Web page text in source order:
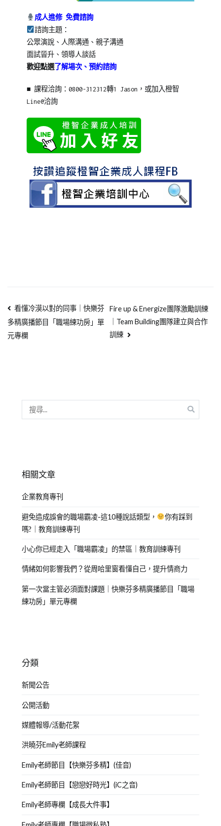
成人進修 免費諮詢
諮詢主題：
公眾演說、人際溝通、親子溝通
面試晉升、領導人談話
歡迎點選了解場次、預約諮詢
■ 課程洽詢：0800-312312轉1 Jason，或加入橙智
Line@洽詢
看懂冷漠以對的同事｜快樂芬
多精廣播節目「職場練功房」單
元專欄
Fire up & Energize團隊激勵訓練
｜Team Building團隊建立與合作
訓練
相關文章
企業教育專刊
避免造成誤會的職場霸凌-這10種說話類型，
你有踩到
嗎?｜教育訓練專刊
小心你已經走入「職場霸凌」的禁區｜教育訓練專刊
情緒如何影響我們？從周哈里窗看懂自己，提升情商力
第一次當主管必須面對課題｜快樂芬多精廣播節目「職場
練功房」單元專欄
分類
新聞公告
公開活動
媒體報導/活動花絮
洪曉芬Emily老師課程
Emily老師節目【快樂芬多精】(佳音)
Emily老師節目【戀戀好時光】(iC之音)
Emily老師專欄【成長大件事】